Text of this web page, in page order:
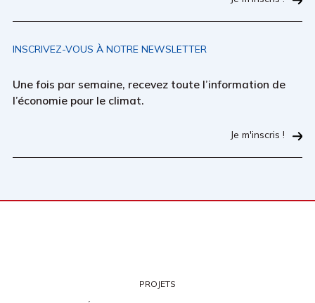
INSCRIVEZ-VOUS À NOTRE NEWSLETTER
Une fois par semaine, recevez toute l’information de
l’économie pour le climat.
Je m'inscris !
PROJETS